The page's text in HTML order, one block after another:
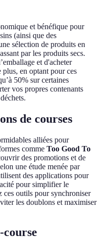
et bénéfique pour
(ainsi que des
sélection de produits en
par les produits secs.
et d'acheter
en optant pour ces
50% sur certaines
vos propres contenants
de courses
alliées pour
comme Too Good To
des promotions et de
une étude menée par
des applications pour
pour simplifier le
ces outils pour synchroniser
les doublons et maximiser
course